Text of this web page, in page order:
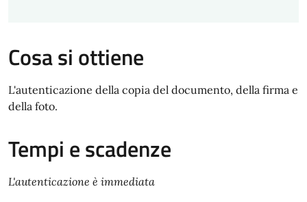
Cosa si ottiene
L'autenticazione della copia del documento, della firma e
della foto.
Tempi e scadenze
L'autenticazione è immediata